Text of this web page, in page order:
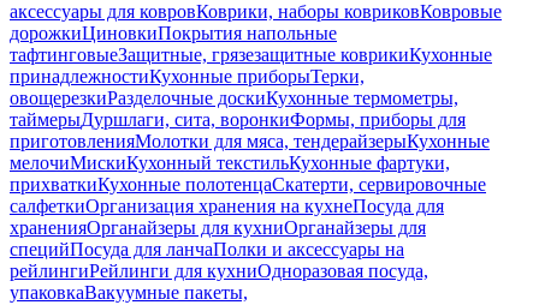
аксессуары для ковровКоврики, наборы ковриковКовровые
дорожкиЦиновкиПокрытия напольные
тафтинговыеЗащитные, грязезащитные коврикиКухонные
принадлежностиКухонные приборыТерки,
овощерезкиРазделочные доскиКухонные термометры,
таймерыДуршлаги, сита, воронкиФормы, приборы для
приготовленияМолотки для мяса, тендерайзерыКухонные
мелочиМискиКухонный текстильКухонные фартуки,
прихваткиКухонные полотенцаСкатерти, сервировочные
салфеткиОрганизация хранения на кухнеПосуда для
храненияОрганайзеры для кухниОрганайзеры для
специйПосуда для ланчаПолки и аксессуары на
рейлингиРейлинги для кухниОдноразовая посуда,
упаковкаВакуумные пакеты,